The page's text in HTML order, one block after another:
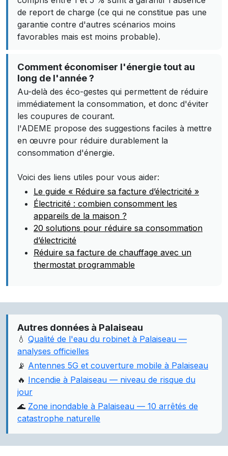
de report de charge (ce qui ne constitue pas une
garantie contre d'autres scénarios moins
favorables mais est moins probable).
Comment économiser l'énergie tout au
long de l'année ?
Au-delà des éco-gestes qui permettent de réduire
immédiatement la consommation, et donc d'éviter
les coupures de courant.
l'ADEME propose des suggestions faciles à mettre
en œuvre pour réduire durablement la
consommation d'énergie.
Voici des liens utiles pour vous aider:
Le guide « Réduire sa facture d’électricité »
Électricité : combien consomment les
appareils de la maison ?
20 solutions pour réduire sa consommation
d’électricité
Réduire sa facture de chauffage avec un
thermostat programmable
Autres données à Palaiseau
💧 Qualité de l'eau du robinet à Palaiseau —
analyses officielles
📡 Antennes 5G et couverture mobile à Palaiseau
🔥 Incendie à Palaiseau — niveau de risque du
jour
🌊 Zone inondable à Palaiseau — 10 arrêtés de
catastrophe naturelle